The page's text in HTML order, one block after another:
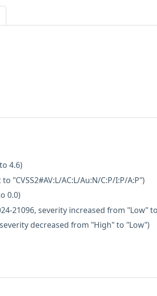
4.6)
"CVSS2#AV:L/AC:L/Au:N/C:P/I:P/A:P")
0.0)
21096, severity increased from "Low"
decreased from "High" to "Low")